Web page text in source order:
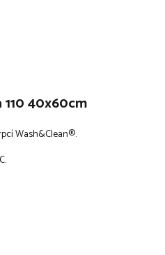
40x60cm
Wash&Clean®.